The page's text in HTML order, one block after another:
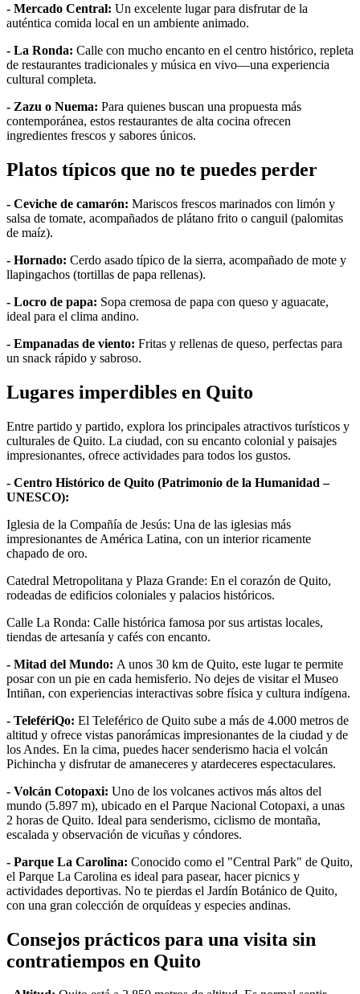
- Mercado Central: Un excelente lugar para disfrutar de la
auténtica comida local en un ambiente animado.
- La Ronda: Calle con mucho encanto en el centro histórico, repleta
de restaurantes tradicionales y música en vivo—una experiencia
cultural completa.
- Zazu o Nuema: Para quienes buscan una propuesta más
contemporánea, estos restaurantes de alta cocina ofrecen
ingredientes frescos y sabores únicos.
Platos típicos que no te puedes perder
- Ceviche de camarón: Mariscos frescos marinados con limón y
salsa de tomate, acompañados de plátano frito o canguil (palomitas
de maíz).
- Hornado: Cerdo asado típico de la sierra, acompañado de mote y
llapingachos (tortillas de papa rellenas).
- Locro de papa: Sopa cremosa de papa con queso y aguacate,
ideal para el clima andino.
- Empanadas de viento: Fritas y rellenas de queso, perfectas para
un snack rápido y sabroso.
Lugares imperdibles en Quito
Entre partido y partido, explora los principales atractivos turísticos y
culturales de Quito. La ciudad, con su encanto colonial y paisajes
impresionantes, ofrece actividades para todos los gustos.
- Centro Histórico de Quito (Patrimonio de la Humanidad –
UNESCO):
Iglesia de la Compañía de Jesús: Una de las iglesias más
impresionantes de América Latina, con un interior ricamente
chapado de oro.
Catedral Metropolitana y Plaza Grande: En el corazón de Quito,
rodeadas de edificios coloniales y palacios históricos.
Calle La Ronda: Calle histórica famosa por sus artistas locales,
tiendas de artesanía y cafés con encanto.
- Mitad del Mundo: A unos 30 km de Quito, este lugar te permite
posar con un pie en cada hemisferio. No dejes de visitar el Museo
Intiñan, con experiencias interactivas sobre física y cultura indígena.
- TelefériQo: El Teleférico de Quito sube a más de 4.000 metros de
altitud y ofrece vistas panorámicas impresionantes de la ciudad y de
los Andes. En la cima, puedes hacer senderismo hacia el volcán
Pichincha y disfrutar de amaneceres y atardeceres espectaculares.
- Volcán Cotopaxi: Uno de los volcanes activos más altos del
mundo (5.897 m), ubicado en el Parque Nacional Cotopaxi, a unas
2 horas de Quito. Ideal para senderismo, ciclismo de montaña,
escalada y observación de vicuñas y cóndores.
- Parque La Carolina: Conocido como el "Central Park" de Quito,
el Parque La Carolina es ideal para pasear, hacer picnics y
actividades deportivas. No te pierdas el Jardín Botánico de Quito,
con una gran colección de orquídeas y especies andinas.
Consejos prácticos para una visita sin
contratiempos en Quito